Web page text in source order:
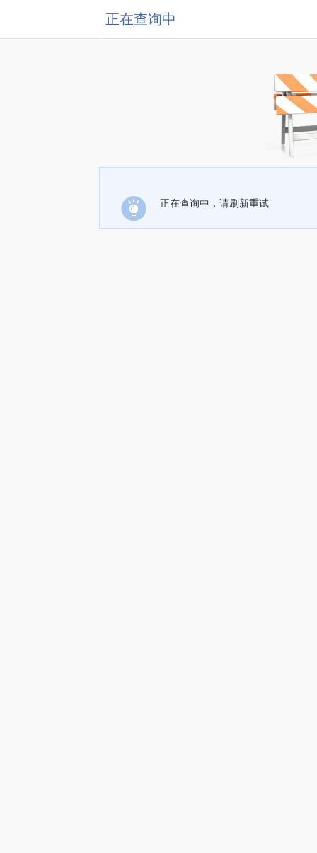
正在查询中
正在查询中，请刷新重试